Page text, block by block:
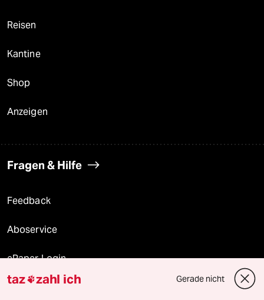
Reisen
Kantine
Shop
Anzeigen
Fragen & Hilfe
Feedback
Aboservice
ePaper Login
Downloads für Abonnierende
taz zahl ich Gerade nicht